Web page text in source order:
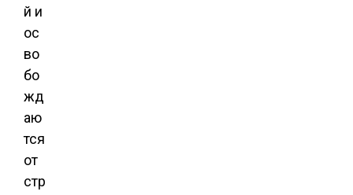
й и
ос
во
бо
жд
аю
тся
от
стр